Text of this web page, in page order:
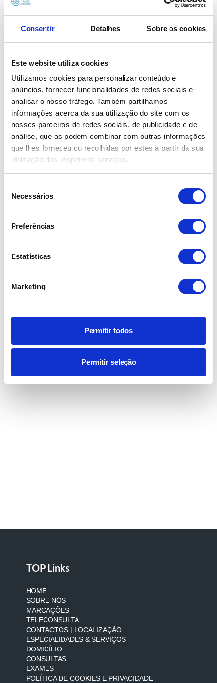
Consentir Detalhes Sobre os cookies
Este website utiliza cookies
Utilizamos cookies para personalizar conteúdo e
anúncios, fornecer funcionalidades de redes sociais e
analisar o nosso tráfego. Também partilhamos
informações acerca da sua utilização do site com os
nossos parceiros de redes sociais, de publicidade e de
análise, que as podem combinar com outras informações
que lhes forneceu ou recolhidas por estes a partir da sua
utilização dos respetivos serviços.
Necessários
Preferências
Estatísticas
Marketing
Permitir todos
Permitir seleção
SERVIÇOS
Consulta de Urologia
Rogério Gouveia
Bombarral
TOP Links
HOME
SOBRE NÓS
MARCAÇÕES
TELECONSULTA
CONTACTOS | LOCALIZAÇÃO
ESPECIALIDADES & SERVIÇOS
DOMICÍLIO
CONSULTAS
EXAMES
POLÍTICA DE COOKIES E PRIVACIDADE